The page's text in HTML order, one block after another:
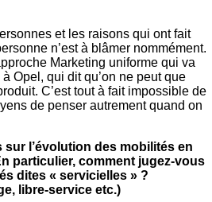
et les raisons qui ont fait
n’est à blâmer nommément.
Marketing uniforme qui va
Opel, qui dit qu’on ne peut que
C’est tout à fait impossible de
de penser autrement quand on
l’évolution des mobilités en
particulier, comment jugez-vous
dites « servicielles » ?
libre-service etc.)